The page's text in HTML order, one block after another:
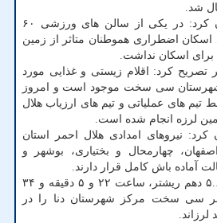
شد.
قوسیان مقدم خاطرنشان کرد: در یکی از سالن های ورزشی ۶۰
اسکان اضطراری هموطنان متاثر از زمین
برای اسکان نداشت.
تصریح کرد: اقلام زیستی و غذایی مورد
شهرستان سی سخت موجود است و امروز
تیم های عملیاتی و تیم های ارزیاب هلال
لرزه انجام شده است.
نیروهای امدادی هلال احمر استان
چهارمحال و بختیاری، بوشهر و
آماده باش کامل قرار دارند.
زمین لرزه ای به بزرگی۵.۶ دهم ریشتر، ساعت ۲۲ و ۵ دقیقه و ۳۴
سی سخت مرکز شهرستان دنا را در